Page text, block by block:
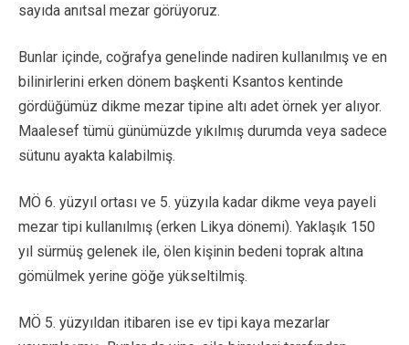
sayıda anıtsal mezar görüyoruz.
Bunlar içinde, coğrafya genelinde nadiren kullanılmış ve en
bilinirlerini erken dönem başkenti Ksantos kentinde
gördüğümüz dikme mezar tipine altı adet örnek yer alıyor.
Maalesef tümü günümüzde yıkılmış durumda veya sadece
sütunu ayakta kalabilmiş.
MÖ 6. yüzyıl ortası ve 5. yüzyıla kadar dikme veya payeli
mezar tipi kullanılmış (erken Likya dönemi). Yaklaşık 150
yıl sürmüş gelenek ile, ölen kişinin bedeni toprak altına
gömülmek yerine göğe yükseltilmiş.
MÖ 5. yüzyıldan itibaren ise ev tipi kaya mezarlar